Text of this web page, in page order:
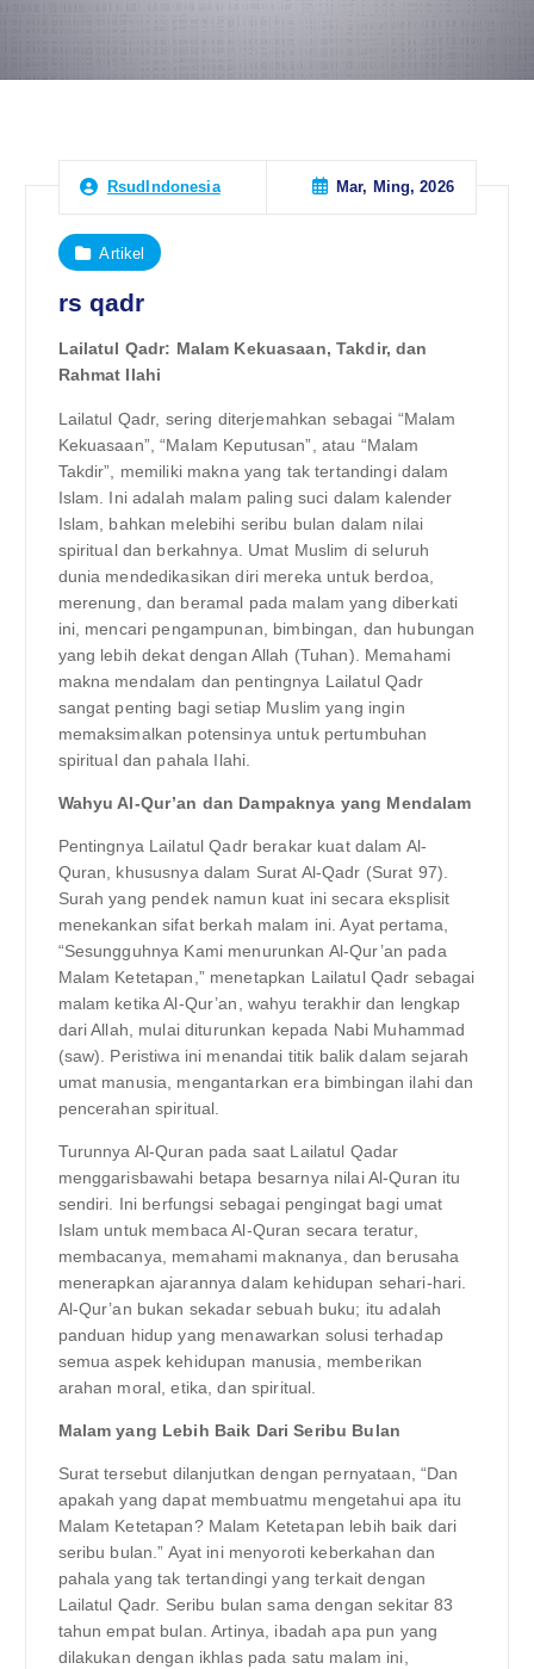
RsudIndonesia Mar, Ming, 2026
Artikel
rs qadr
Lailatul Qadr: Malam Kekuasaan, Takdir, dan
Rahmat Ilahi
Lailatul Qadr, sering diterjemahkan sebagai “Malam
Kekuasaan”, “Malam Keputusan”, atau “Malam
Takdir”, memiliki makna yang tak tertandingi dalam
Islam. Ini adalah malam paling suci dalam kalender
Islam, bahkan melebihi seribu bulan dalam nilai
spiritual dan berkahnya. Umat ​​​​Muslim di seluruh
dunia mendedikasikan diri mereka untuk berdoa,
merenung, dan beramal pada malam yang diberkati
ini, mencari pengampunan, bimbingan, dan hubungan
yang lebih dekat dengan Allah (Tuhan). Memahami
makna mendalam dan pentingnya Lailatul Qadr
sangat penting bagi setiap Muslim yang ingin
memaksimalkan potensinya untuk pertumbuhan
spiritual dan pahala Ilahi.
Wahyu Al-Qur’an dan Dampaknya yang Mendalam
Pentingnya Lailatul Qadr berakar kuat dalam Al-
Quran, khususnya dalam Surat Al-Qadr (Surat 97).
Surah yang pendek namun kuat ini secara eksplisit
menekankan sifat berkah malam ini. Ayat pertama,
“Sesungguhnya Kami menurunkan Al-Qur’an pada
Malam Ketetapan,” menetapkan Lailatul Qadr sebagai
malam ketika Al-Qur’an, wahyu terakhir dan lengkap
dari Allah, mulai diturunkan kepada Nabi Muhammad
(saw). Peristiwa ini menandai titik balik dalam sejarah
umat manusia, mengantarkan era bimbingan ilahi dan
pencerahan spiritual.
Turunnya Al-Quran pada saat Lailatul Qadar
menggarisbawahi betapa besarnya nilai Al-Quran itu
sendiri. Ini berfungsi sebagai pengingat bagi umat
Islam untuk membaca Al-Quran secara teratur,
membacanya, memahami maknanya, dan berusaha
menerapkan ajarannya dalam kehidupan sehari-hari.
Al-Qur’an bukan sekadar sebuah buku; itu adalah
panduan hidup yang menawarkan solusi terhadap
semua aspek kehidupan manusia, memberikan
arahan moral, etika, dan spiritual.
Malam yang Lebih Baik Dari Seribu Bulan
Surat tersebut dilanjutkan dengan pernyataan, “Dan
apakah yang dapat membuatmu mengetahui apa itu
Malam Ketetapan? Malam Ketetapan lebih baik dari
seribu bulan.” Ayat ini menyoroti keberkahan dan
pahala yang tak tertandingi yang terkait dengan
Lailatul Qadr. Seribu bulan sama dengan sekitar 83
tahun empat bulan. Artinya, ibadah apa pun yang
dilakukan dengan ikhlas pada satu malam ini,